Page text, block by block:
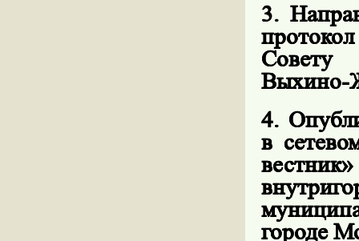
3.
Совету
Выхино-
4.
в
городе